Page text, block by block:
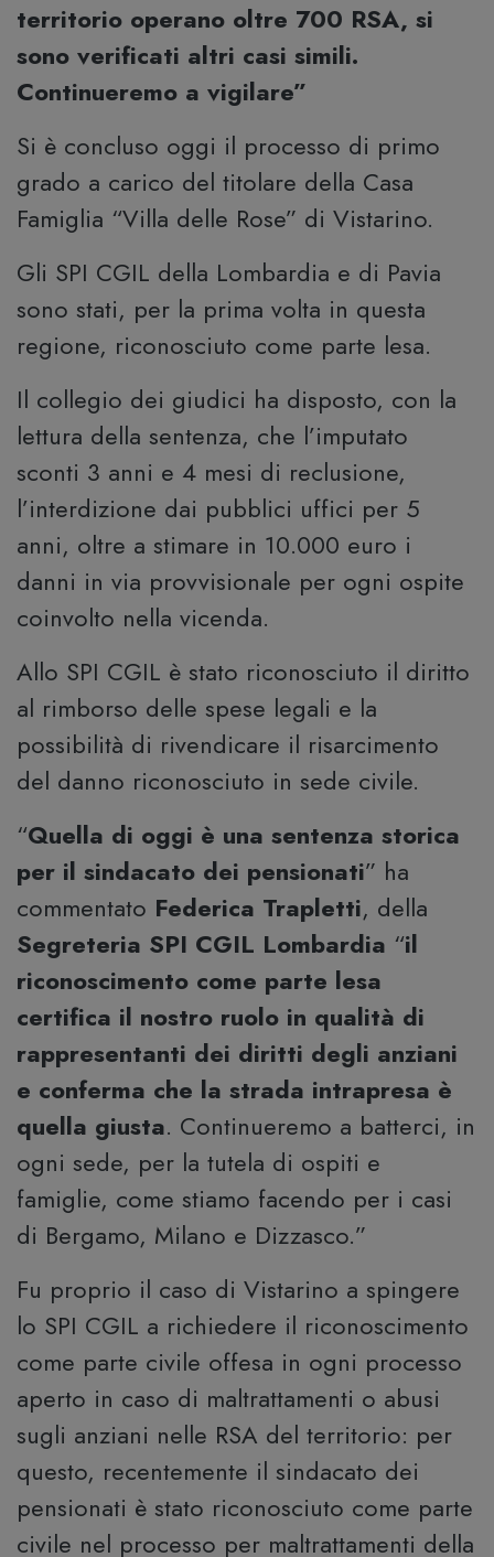
territorio operano oltre 700 RSA, si
sono verificati altri casi simili.
Continueremo a vigilare”
Si è concluso oggi il processo di primo
grado a carico del titolare della Casa
Famiglia “Villa delle Rose” di Vistarino.
Gli SPI CGIL della Lombardia e di Pavia
sono stati, per la prima volta in questa
regione, riconosciuto come parte lesa.
Il collegio dei giudici ha disposto, con la
lettura della sentenza, che l’imputato
sconti 3 anni e 4 mesi di reclusione,
l’interdizione dai pubblici uffici per 5
anni, oltre a stimare in 10.000 euro i
danni in via provvisionale per ogni ospite
coinvolto nella vicenda.
Allo SPI CGIL è stato riconosciuto il diritto
al rimborso delle spese legali e la
possibilità di rivendicare il risarcimento
del danno riconosciuto in sede civile.
“Quella di oggi è una sentenza storica
per il sindacato dei pensionati” ha
commentato Federica Trapletti, della
Segreteria SPI CGIL Lombardia “il
riconoscimento come parte lesa
certifica il nostro ruolo in qualità di
rappresentanti dei diritti degli anziani
e conferma che la strada intrapresa è
quella giusta. Continueremo a batterci, in
ogni sede, per la tutela di ospiti e
famiglie, come stiamo facendo per i casi
di Bergamo, Milano e Dizzasco.”
Fu proprio il caso di Vistarino a spingere
lo SPI CGIL a richiedere il riconoscimento
come parte civile offesa in ogni processo
aperto in caso di maltrattamenti o abusi
sugli anziani nelle RSA del territorio: per
questo, recentemente il sindacato dei
pensionati è stato riconosciuto come parte
civile nel processo per maltrattamenti della